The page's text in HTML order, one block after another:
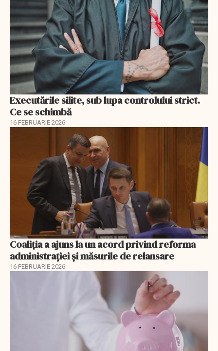
Executările silite, sub lupa controlului strict.
Ce se schimbă
16 FEBRUARIE 2026
Coaliția a ajuns la un acord privind reforma
administrației și măsurile de relansare
16 FEBRUARIE 2026